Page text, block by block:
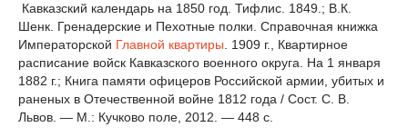
Кавказский календарь на 1850 год. Тифлис. 1849.; В.К.
Шенк. Гренадерские и Пехотные полки. Справочная книжка
Императорской Главной квартиры. 1909 г., Квартирное
расписание войск Кавказского военного округа. На 1 января
1882 г.; Книга памяти офицеров Российской армии, убитых и
раненых в Отечественной войне 1812 года / Сост. С. В.
Львов. — М.: Кучково поле, 2012. — 448 с.